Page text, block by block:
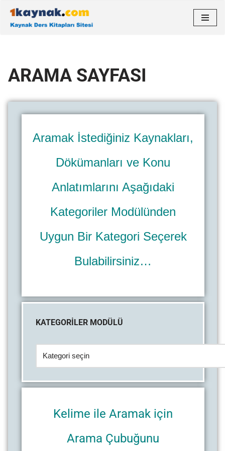
İçeriğe
ARAMA SAYFASI
Aramak İstediğiniz Kaynakları,
Dökümanları ve Konu
Anlatımlarını Aşağıdaki
Kategoriler Modülünden
Uygun Bir Kategori Seçerek
Bulabilirsiniz…
KATEGORİLER MODÜLÜ
Kelime ile Aramak için
Arama Çubuğunu